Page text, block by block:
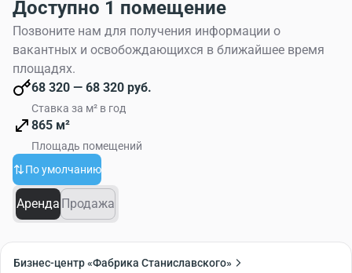
системами, включая центральное кондиционирование,
приточно-вытяжную вентиляцию, собственную
бойлерную и систему резервного электроснабжения.
Перемещение между этажами обеспечивают лифты
Schindler. Безопасность на территории
поддерживается круглосуточной охраной,
видеонаблюдением и системой контроля доступа.
Собственная инфраструктура квартала включает
ресторан, кафе, отделение банка, фитнес-центр и
магазины. Для удобства резидентов и их гостей
предусмотрены наземная охраняемая парковка и
Доступно 1 помещение
Позвоните нам для получения информации о
вакантных и освобождающихся в ближайшее время
площадях.
68 320 — 68 320 руб.
Ставка за м² в год
865 м²
Площадь помещений
По умолчанию
Аренда Продажа
Бизнес-центр «Фабрика Станиславского»